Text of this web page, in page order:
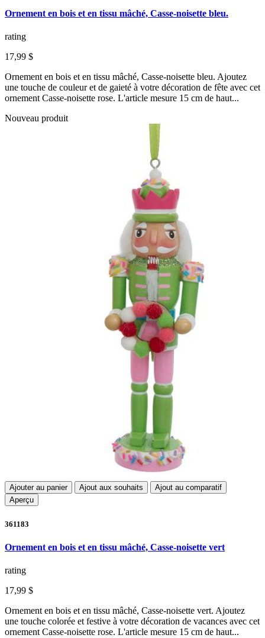
Ornement en bois et en tissu mâché, Casse-noisette bleu.
rating
17,99 $
Ornement en bois et en tissu mâché, Casse-noisette bleu. Ajoutez
une touche de couleur et de gaieté à votre décoration de fête avec cet
ornement Casse-noisette rose. L'article mesure 15 cm de haut...
Nouveau produit
Ajouter au panier Ajout aux souhaits
Ajout au comparatif
Aperçu
361183
Ornement en bois et en tissu mâché, Casse-noisette vert
rating
17,99 $
Ornement en bois et en tissu mâché, Casse-noisette vert. Ajoutez
une touche colorée et festive à votre décoration de vacances avec cet
ornement Casse-noisette rose. L'article mesure 15 cm de haut...